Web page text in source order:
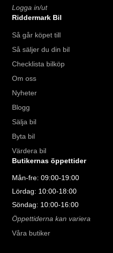
Logga in/ut
Riddermark Bil
Så går köpet till
Så säljer du din bil
Checklista bilköp
Om oss
Nyheter
Blogg
Sälja bil
Byta bil
Värdera bil
Butikernas öppettider
Mån-fre: 09:00-19:00
Lördag: 10:00-18:00
Söndag: 10:00-16:00
Öppettiderna kan variera
Våra butiker